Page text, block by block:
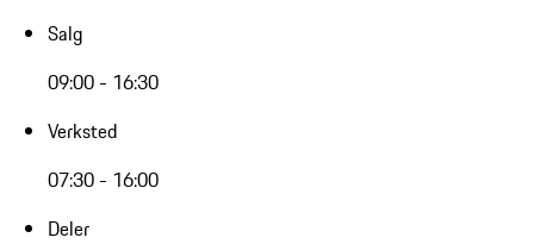
Salg
09:00 - 16:30
Verksted
07:30 - 16:00
Deler